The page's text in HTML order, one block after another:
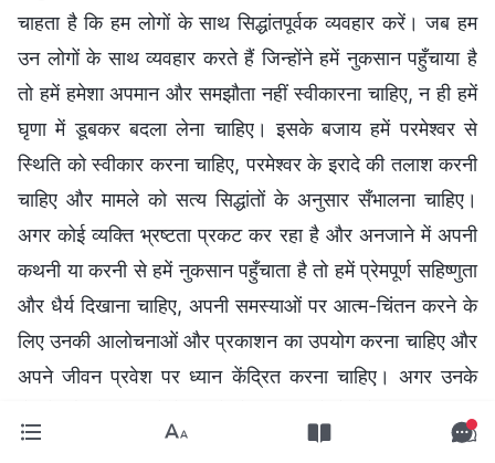
चाहता है कि हम लोगों के साथ सिद्धांतपूर्वक व्यवहार करें। जब हम
उन लोगों के साथ व्यवहार करते हैं जिन्होंने हमें नुकसान पहुँचाया है
तो हमें हमेशा अपमान और समझौता नहीं स्वीकारना चाहिए, न ही हमें
घृणा में डूबकर बदला लेना चाहिए। इसके बजाय हमें परमेश्वर से
स्थिति को स्वीकार करना चाहिए, परमेश्वर के इरादे की तलाश करनी
चाहिए और मामले को सत्य सिद्धांतों के अनुसार सँभालना चाहिए।
अगर कोई व्यक्ति भ्रष्टता प्रकट कर रहा है और अनजाने में अपनी
कथनी या करनी से हमें नुकसान पहुँचाता है तो हमें प्रेमपूर्ण सहिष्णुता
और धैर्य दिखाना चाहिए, अपनी समस्याओं पर आत्म-चिंतन करने के
लिए उनकी आलोचनाओं और प्रकाशन का उपयोग करना चाहिए और
अपने जीवन प्रवेश पर ध्यान केंद्रित करना चाहिए। अगर उनके
पीछे हमारी आलोचना और हमला करना है, तो हम आँख मूँदकर